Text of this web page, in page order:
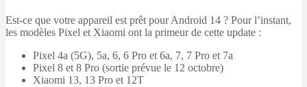
Est-ce que votre appareil est prêt pour Android 14 ? Pour l’instant,
les modèles Pixel et Xiaomi ont la primeur de cette update :
Pixel 4a (5G), 5a, 6, 6 Pro et 6a, 7, 7 Pro et 7a
Pixel 8 et 8 Pro (sortie prévue le 12 octobre)
Xiaomi 13, 13 Pro et 12T